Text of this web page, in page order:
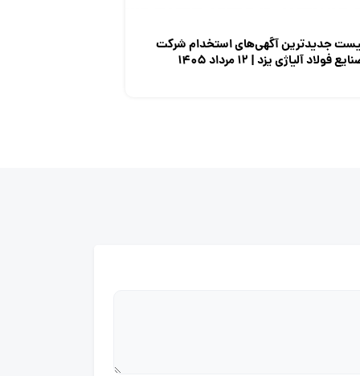
جدیدترین آگهی‌های استخدام شرکت
فولاد آلیاژی یزد | ۱۲ مرداد ۱۴۰۵